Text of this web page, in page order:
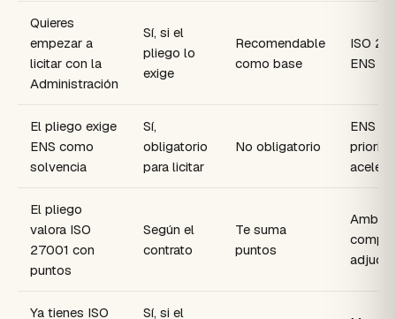
Quieres
empezar a
licitar con la
Administración
Sí, si el
pliego lo
exige
Recomendable
como base
ISO
ENS
El pliego exige
ENS como
solvencia
Sí,
obligatorio
para licitar
No obligatorio
ENS
acelera
El pliego
valora ISO
27001 con
puntos
Según el
contrato
Te suma
puntos
Ambas
Ya tienes ISO
Sí, si el